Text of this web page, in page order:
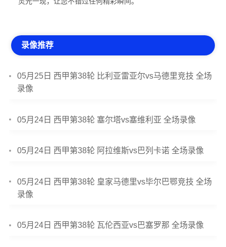
录像推荐
05月25日 西甲第38轮 比利亚雷亚尔vs马德里竞技 全场
录像
05月24日 西甲第38轮 塞尔塔vs塞维利亚 全场录像
05月24日 西甲第38轮 阿拉维斯vs巴列卡诺 全场录像
05月24日 西甲第38轮 皇家马德里vs毕尔巴鄂竞技 全场
录像
05月24日 西甲第38轮 瓦伦西亚vs巴塞罗那 全场录像